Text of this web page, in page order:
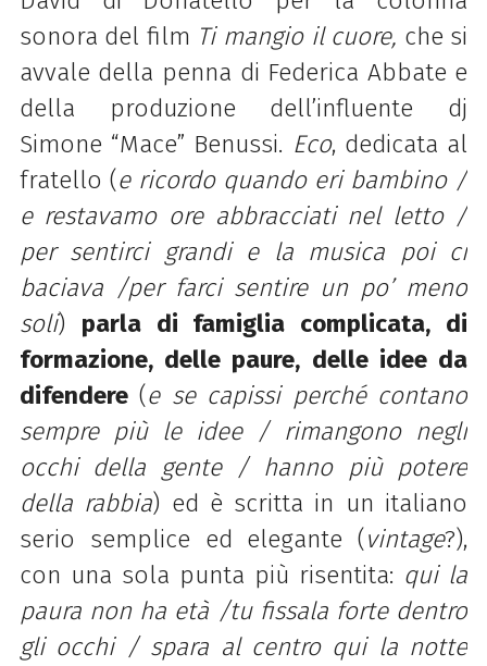
sonora del film Ti mangio il cuore, che si
avvale della penna di Federica Abbate e
della produzione dell’influente dj
Simone “Mace” Benussi. Eco, dedicata al
fratello (e ricordo quando eri bambino /
e restavamo ore abbracciati nel letto /
per sentirci grandi e la musica poi ci
baciava /per farci sentire un po’ meno
soli) parla di famiglia complicata, di
formazione, delle paure, delle idee da
difendere(e se capissi perché contano
sempre più le idee / rimangono negli
occhi della gente / hanno più potere
della rabbia) ed è scritta in un italiano
serio semplice ed elegante (vintage?),
con una sola punta più risentita: qui la
paura non ha età /tu fissala forte dentro
gli occhi / spara al centro qui la notte